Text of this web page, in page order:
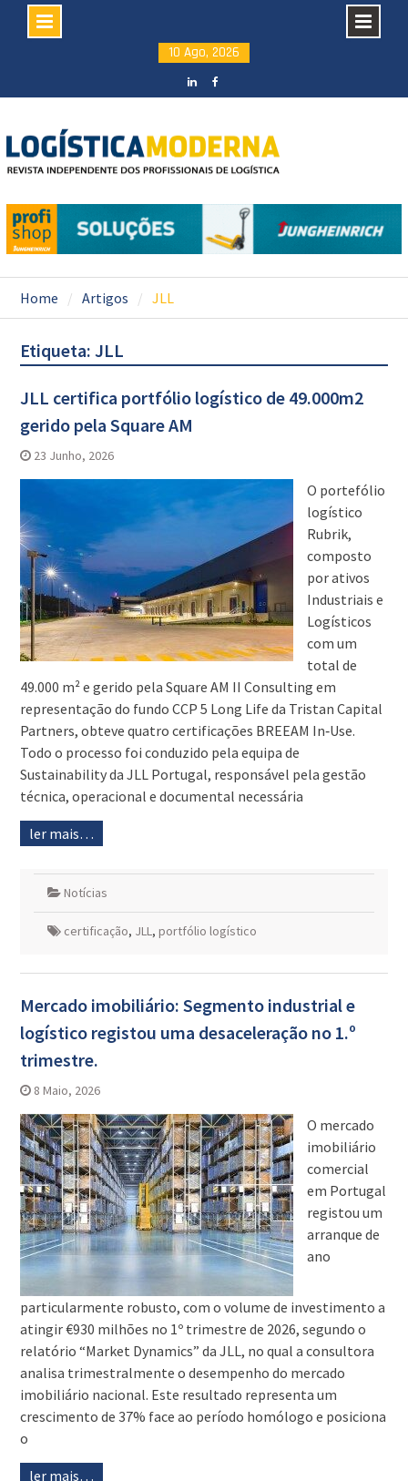
content
10 Ago, 2026
Home Artigos JLL
Etiqueta: JLL
JLL certifica portfólio logístico de 49.000m2
gerido pela Square AM
23 Junho, 2026
O portefólio
logístico
Rubrik,
composto
por ativos
Industriais e
Logísticos
com um
total de
49.000 m² e gerido pela Square AM II Consulting em
representação do fundo CCP 5 Long Life da Tristan Capital
Partners, obteve quatro certificações BREEAM In‑Use.
Todo o processo foi conduzido pela equipa de
Sustainability da JLL Portugal, responsável pela gestão
técnica, operacional e documental necessária
ler mais…
Notícias
certificação, JLL, portfólio logístico
Mercado imobiliário: Segmento industrial e
logístico registou uma desaceleração no 1.º
trimestre.
8 Maio, 2026
O mercado
imobiliário
comercial
em Portugal
registou um
arranque de
ano
particularmente robusto, com o volume de investimento a
atingir €930 milhões no 1º trimestre de 2026, segundo o
relatório “Market Dynamics” da JLL, no qual a consultora
analisa trimestralmente o desempenho do mercado
imobiliário nacional. Este resultado representa um
crescimento de 37% face ao período homólogo e posiciona
o
ler mais…